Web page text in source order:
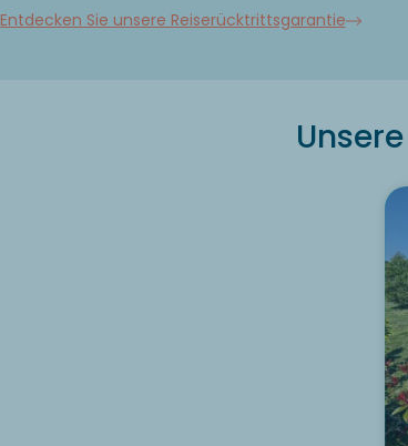
Entdecken Sie unsere Reiserücktrittsgarantie